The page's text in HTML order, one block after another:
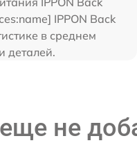
IPPON Back
в среднем
деталей.
не